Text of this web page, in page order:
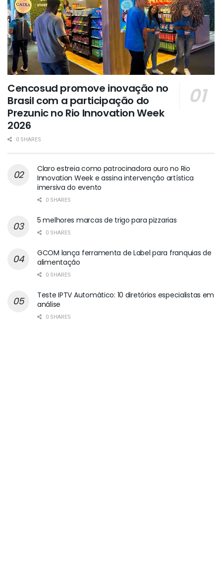
Cencosud promove inovação no
Brasil com a participação do
Prezunic no Rio Innovation Week
2026
0 SHARES
Claro estreia como patrocinadora ouro no Rio
Innovation Week e assina intervenção artística
imersiva do evento
0 SHARES
5 melhores marcas de trigo para pizzarias
0 SHARES
GCOM lança ferramenta de Label para franquias de
alimentação
0 SHARES
Teste IPTV Automático: 10 diretórios especialistas em
análise
0 SHARES